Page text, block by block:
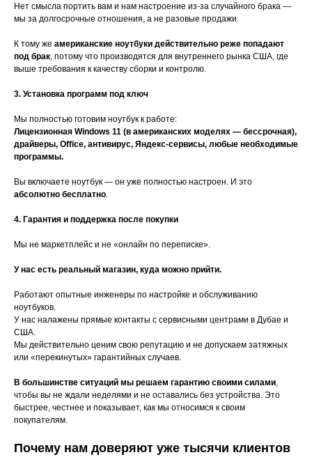
Нет смысла портить вам и нам настроение из-за случайного брака —
мы за долгосрочные отношения, а не разовые продажи.
К тому же американские ноутбуки действительно реже попадают
под брак, потому что производятся для внутреннего рынка США, где
выше требования к качеству сборки и контролю.
3. Установка программ под ключ
Мы полностью готовим ноутбук к работе:
Лицензионная Windows 11 (в американских моделях — бессрочная),
драйверы, Office, антивирус, Яндекс-сервисы, любые необходимые
программы.
Вы включаете ноутбук — он уже полностью настроен. И это
абсолютно бесплатно.
4. Гарантия и поддержка после покупки
Мы не маркетплейс и не «онлайн по переписке».
У нас есть реальный магазин, куда можно прийти.
Работают опытные инженеры по настройке и обслуживанию
ноутбуков.
У нас налажены прямые контакты с сервисными центрами в Дубае и
США.
Мы действительно ценим свою репутацию и не допускаем затяжных
или «перекинутых» гарантийных случаев.
В большинстве ситуаций мы решаем гарантию своими силами,
чтобы вы не ждали неделями и не оставались без устройства. Это
быстрее, честнее и показывает, как мы относимся к своим
покупателям.
Почему нам доверяют уже тысячи клиентов